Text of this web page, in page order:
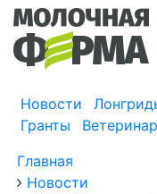
Новости
Гранты
Главная
Новости